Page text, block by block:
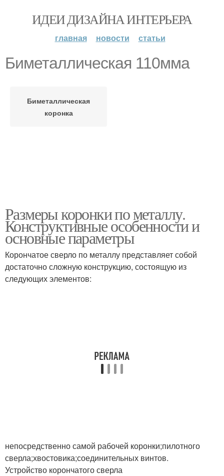
ИДЕИ ДИЗАЙНА ИНТЕРЬЕРА
главная новости статьи
Биметаллическая 110мма
Биметаллическая
коронка
Размеры коронки по металлу.
Конструктивные особенности и
основные параметры
Корончатое сверло по металлу представляет собой
достаточно сложную конструкцию, состоящую из
следующих элементов:
непосредственно самой рабочей коронки;пилотного
сверла;хвостовика;соединительных винтов.
Устройство корончатого сверла